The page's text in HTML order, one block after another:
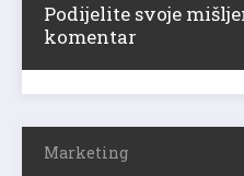
Podijelite svoje
komentar
Marketing